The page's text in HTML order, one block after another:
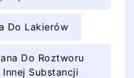
Do Lakierów
Do Roztworu
Substancji